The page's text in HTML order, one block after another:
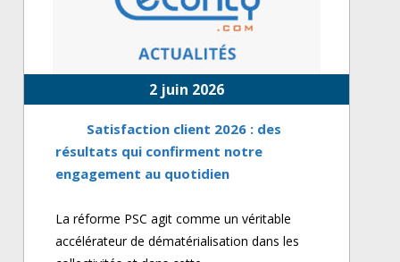
2 juin 2026
Satisfaction client 2026 : des
résultats qui confirment notre
engagement au quotidien
La réforme PSC agit comme un véritable
accélérateur de dématérialisation dans les